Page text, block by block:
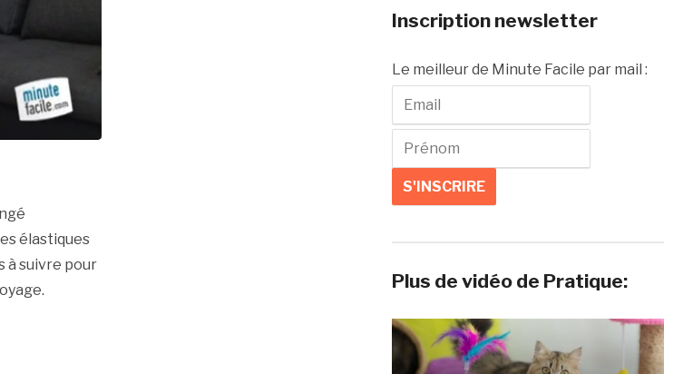
élastiques
à suivre pour
Inscription newsletter
Le meilleur de Minute Facile par mail :
Plus de vidéo de Pratique: